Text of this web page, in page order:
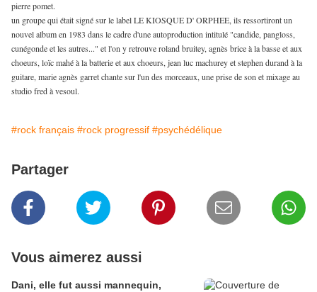
pierre pomet.
un groupe qui était signé sur le label LE KIOSQUE D' ORPHEE, ils ressortiront un
nouvel album en 1983 dans le cadre d'une autoproduction intitulé "candide, pangloss,
cunégonde et les autres..." et l'on y retrouve roland bruitey, agnès brice à la basse et aux
choeurs, loïc mahé à la batterie et aux choeurs, jean luc machurey et stephen durand à la
guitare, marie agnès garret chante sur l'un des morceaux, une prise de son et mixage au
studio fred à vesoul.
#rock français #rock progressif #psychédélique
Partager
Vous aimerez aussi
Dani, elle fut aussi mannequin,